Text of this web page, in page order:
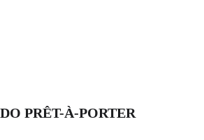
PRÊT-À-PORTER